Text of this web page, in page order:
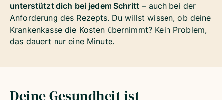
unterstützt dich bei jedem Schritt – auch bei der
Anforderung des Rezepts. Du willst wissen, ob deine
Krankenkasse die Kosten übernimmt? Kein Problem,
das dauert nur eine Minute.
Deine Gesundheit ist